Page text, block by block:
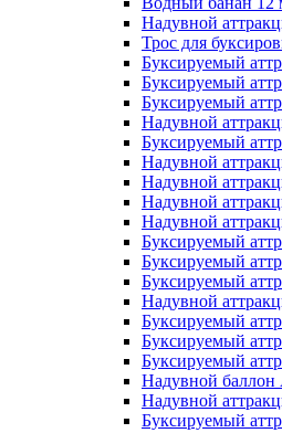
Надувной
Трос для
Буксируемый
Буксируемый
Буксируемый
Надувной
Буксируемый
Надувной
Надувной
Надувной
Надувной
Буксируемый
Буксируемый
Буксируемый
Надувной
Буксируемый
Буксируемый
Буксируемый
Надувной баллон
Надувной
Буксируемый